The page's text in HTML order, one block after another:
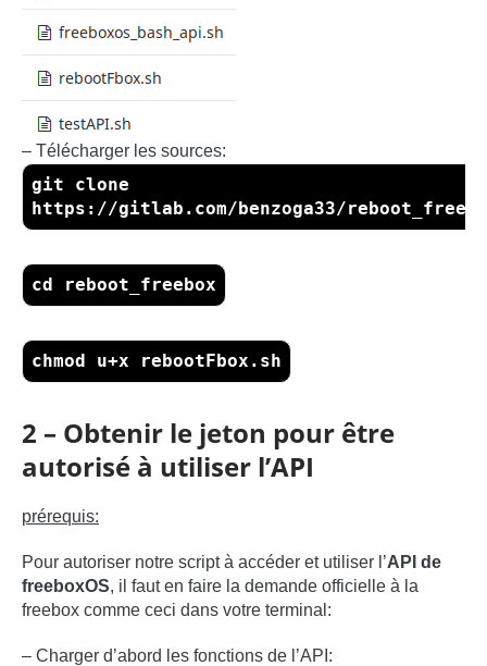
– Télécharger les sources:
git clone
https://gitlab.com/benzoga33/
cd reboot_freebox
chmod u+x rebootFbox.sh
2 – Obtenir le jeton pour être
autorisé à utiliser l’API
prérequis:
Pour autoriser notre script à accéder et utiliser l’API de
freeboxOS, il faut en faire la demande officielle à la
freebox comme ceci dans votre terminal:
– Charger d’abord les fonctions de l’API: